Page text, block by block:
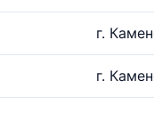
г.
г.